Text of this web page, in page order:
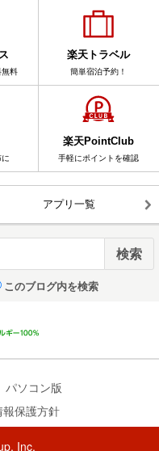
無料
楽天トラベル
簡単宿泊予約！
楽天PointClub
手軽にポイントを確認
アプリ一覧
このブログ内を検索
パソコン版
保護方針
Inc.